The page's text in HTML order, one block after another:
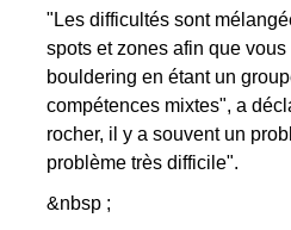
"Les difficultés sont
spots et zones afin que
bouldering en étant un
compétences mixtes", a
rocher, il y a souvent un
problème très difficile".
&nbsp ;